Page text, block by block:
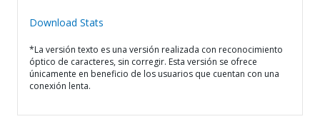
Download Stats
*La versión texto es una versión realizada con reconocimiento
óptico de caracteres, sin corregir. Esta versión se ofrece
únicamente en beneficio de los usuarios que cuentan con una
conexión lenta.